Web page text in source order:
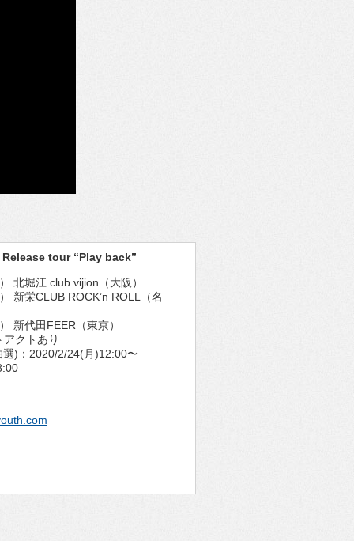
tour “Play back”
北堀江 club vijion（大阪）
新栄CLUB ROCK’n ROLL（名
新代田FEER（東京）
クトあり
選)：2020/2/24(月)12:00〜